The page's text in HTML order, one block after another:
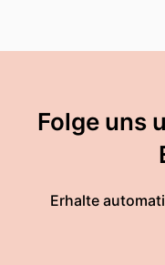
Folge uns
Erhalte